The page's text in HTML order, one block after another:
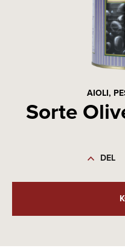
AIOLI,
Sorte
DEL